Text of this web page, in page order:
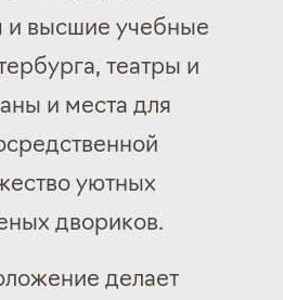
высшие учебные
театры и
и места для
уютных
двориков.
делает